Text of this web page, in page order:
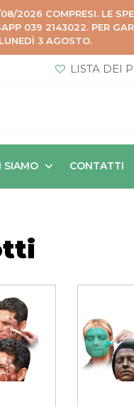
2026 COMPRESI. LE
039 2143022. PER
3 AGOSTO.
LISTA DEI
SIAMO CONTATTI